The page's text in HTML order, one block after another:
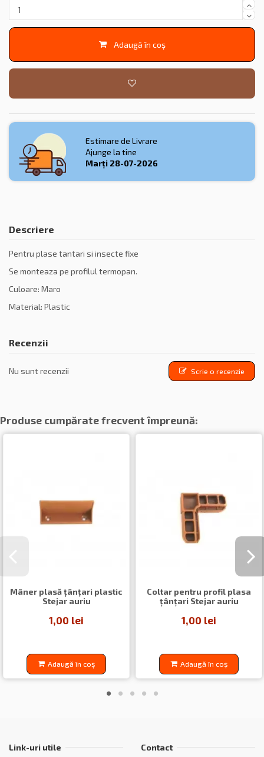
Adaugă în coș
Estimare de Livrare
Ajunge la tine
Marți 28-07-2026
Descriere
Pentru plase tantari si insecte fixe
Se monteaza pe profilul termopan.
Culoare: Maro
Material: Plastic
Recenzii
Nu sunt recenzii Scrie o recenzie
Produse cumpărate frecvent împreună:
Mâner plasă țânțari plastic
Stejar auriu
1,00 lei
Adaugă în coș
Coltar pentru profil plasa
țânțari Stejar auriu
1,00 lei
Adaugă în coș
Link-uri utile Contact